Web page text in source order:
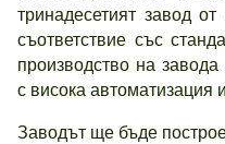
тринадесетият завод
съответствие със
производство на
с висока автоматизация
Заводът ще бъде